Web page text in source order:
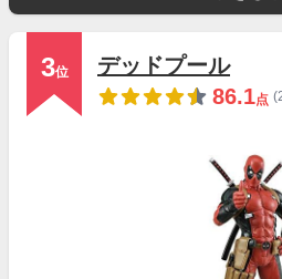
3位
デッドプール
86.1点